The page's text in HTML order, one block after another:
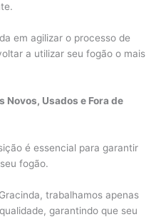
em agilizar o processo de
a utilizar seu fogão o mais
Novos, Usados e Fora de
é essencial para garantir
fogão.
trabalhamos apenas
garantindo que seu